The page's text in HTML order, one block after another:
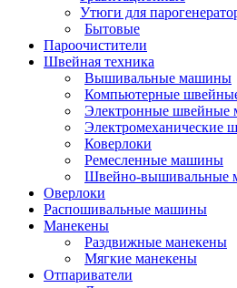
Утюги для
Бытовые
Пароочистители
Швейная техника
Вышивальные машины
Компьютерные
Электронные
Электромеханические
Коверлоки
Ремесленные машины
Швейно-вышивальные
Оверлоки
Распошивальные машины
Манекены
Раздвижные манекены
Мягкие манекены
Отпариватели